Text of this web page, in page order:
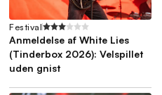
Festival
Anmeldelse af White Lies
(Tinderbox 2026): Velspillet
uden gnist